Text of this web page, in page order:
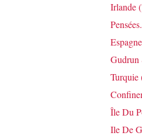
Irlande
Espagne
Gudrun
Turquie
Île Du
Ile De